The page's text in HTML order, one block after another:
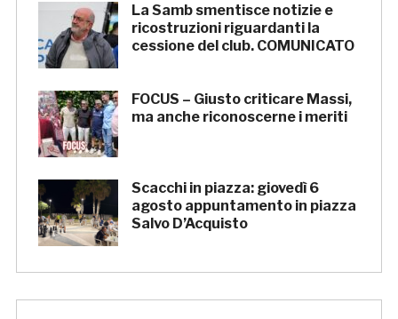
La Samb smentisce notizie e
ricostruzioni riguardanti la
cessione del club. COMUNICATO
FOCUS – Giusto criticare Massi,
ma anche riconoscerne i meriti
Scacchi in piazza: giovedì 6
agosto appuntamento in piazza
Salvo D’Acquisto